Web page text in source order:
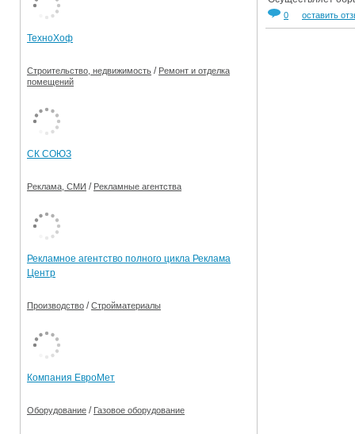
Ограничения движения транспорта на майские
0 оставить
ТехноХоф
Строительство, недвижимость / Ремонт и отделка
помещений
СК СОЮЗ
Реклама, СМИ / Рекламные агентства
Рекламное агентство полного цикла Реклама
Центр
Производство /Стройматериалы
Компания ЕвроМет
Оборудование / Газовое оборудование